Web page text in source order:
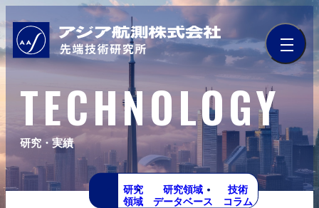
TECHNOLOGY
研究・実績
研究
領域
研究領域
データベース
技術
コラム